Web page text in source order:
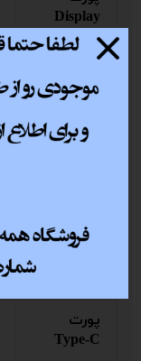
Display
Port
پورت USB
پورت
Type-C